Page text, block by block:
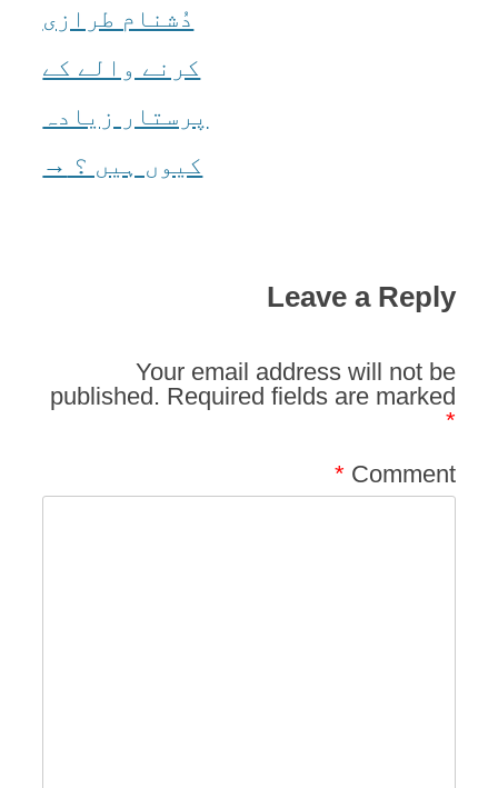
دُشنام طرازی
کرنے والے کے
پرستار زیادہ
کیوں ہیں ؟ →
Leave a Reply
Your email address will not be
published. Required fields are marked
*
Comment
*